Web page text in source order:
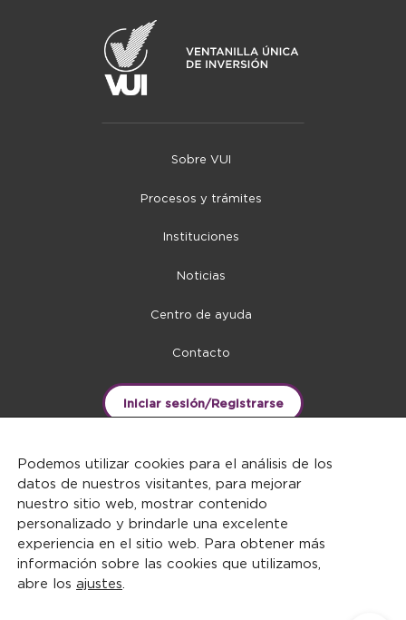
Sobre VUI
Procesos y trámites
Instituciones
Noticias
Centro de ayuda
Contacto
Iniciar sesión/Registrarse
DERECHOS RESERVADOS ©2026
Podemos utilizar cookies para el análisis de los
datos de nuestros visitantes, para mejorar
nuestro sitio web, mostrar contenido
personalizado y brindarle una excelente
experiencia en el sitio web. Para obtener más
información sobre las cookies que utilizamos,
abre los ajustes.